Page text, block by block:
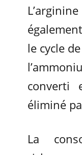
le cycle
converti
éliminé
La